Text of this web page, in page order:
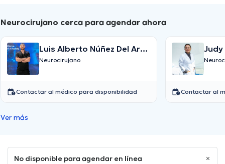
Neurocirujano cerca para agendar ahora
Luis Alberto Núñez Del Arco
Serrano
Neurocirujano
Contactar al médico para disponibilidad
Judy
Contactar al
Ver más
No disponible para agendar en línea